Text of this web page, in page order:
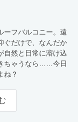
ーフバルコニー。遠
ぐだけで、なんだか
自然と日常に溶け込
ちゃうなら……今日
ね？